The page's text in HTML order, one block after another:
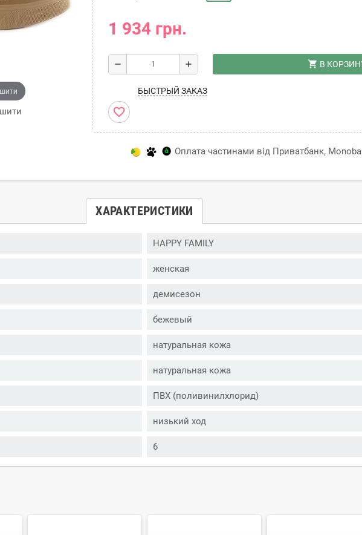
1 934 грн.
remove add shopping_cart В
БЫСТРЫЙ ЗАКАЗ
favorite_border
Оплата частинами від Приватбанк,
ХАРАКТЕРИСТИКИ
HAPPY FAMILY
женская
демисезон
бежевый
натуральная кожа
натуральная кожа
ПВХ (поливинилхлорид)
низький ход
6